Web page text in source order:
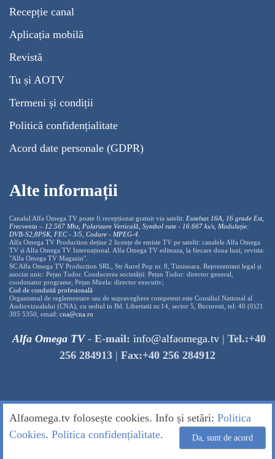
Recepție canal
Aplicația mobilă
Revistă
Tu și AOTV
Termeni și condiții
Politică confidențialitate
Acord date personale (GDPR)
Alte informații
Canalul Alfa Omega TV poate fi recepționat gratuit via satelit: Eutelsat 16A, 16 grade Est,
Frecventa – 12.567 Mhz, Polarizare Verticală, Symbol rate - 16.667 ks/s, Modulație:
DVB-S2,8PSK, FEC - 3/5, Codare - MPEG-4
Alfa Omega TV Production deține 2 licențe de emisie TV pe satelit: canalele Alfa Omega
TV și Alfa Omega TV Internațional. Alfa Omega TV editeaza, la fiecare doua luni, revista:
"Alfa Omega TV Magazin".
SC Alfa Omega TV Production SRL, Str Aurel Pop nr. 8, Timisoara. Reprezentant legal și
asociat unic: Pețan Tudor. Conducerea societății: Pețan Tudor: director general,
coodonator programe; Pețan Mirela: director executiv;
Cod de conduită profesională
Organismul de reglementare sau de supraveghere competent este Consiliul National al
Audiovizualului (CNA), cu sediul in Bd. Libertatii nr.14, sector 5, Bucuresti, tel: 40 (0)21
305 5350, email: cna@cna.ro
Alfa Omega TV- E-mail: info@alfaomega.tv | Tel.:+40
256 284913 | Fax:+40 256 284912
Alfaomega.tv folosește cookies. Info și setări: Politica
Cookies. Politica confidențialitate. Da, sunt de acord